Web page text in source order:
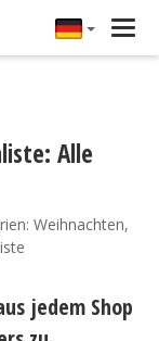
Alle
Weihnachten,
jedem Shop